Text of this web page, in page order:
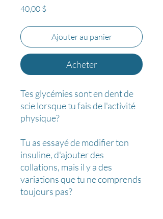
40,00 $Prix
Ajouter au panier
Acheter
Tes glycémies sont en dent de
scie lorsque tu fais de l'activité
physique?
Tu as essayé de modifier ton
insuline, d'ajouter des
collations, mais il y a des
variations que tu ne comprends
toujours pas?